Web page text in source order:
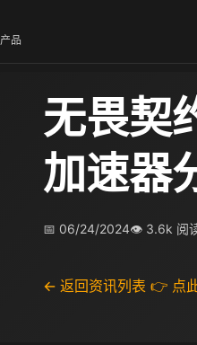
品
无畏契
加速器
📅 06/24/2024👁 3.6k 阅
← 返回资讯列表 👉 点